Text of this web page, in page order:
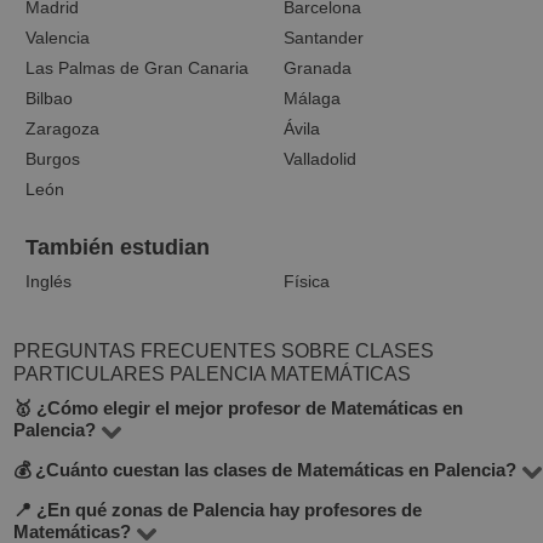
Madrid
Barcelona
Valencia
Santander
Las Palmas de Gran Canaria
Granada
Bilbao
Málaga
Zaragoza
Ávila
Burgos
Valladolid
León
También estudian
Inglés Física
PREGUNTAS FRECUENTES SOBRE CLASES
PARTICULARES PALENCIA MATEMÁTICAS
🥇 ¿Cómo elegir el mejor profesor de Matemáticas en
Palencia?
En la plataforma BuscaTuProfesor encontrarás 3
docentes que imparten Matemáticas en la ciudad de
Palencia. Te recomendamos comparar el precio por hora,
💰 ¿Cuánto cuestan las clases de Matemáticas en Palencia?
El precio de las clases varía según el nivel, experiencia
📍 ¿En qué zonas de Palencia hay profesores de
Matemáticas?